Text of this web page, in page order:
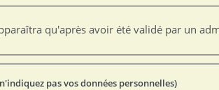
qu'après avoir été validé par un
pas vos données personnelles)